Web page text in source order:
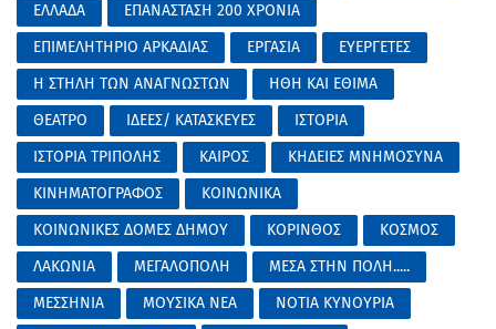
ΕΛΛΑΔΑ
ΕΠΑΝΑΣΤΑΣΗ 200 ΧΡΟΝΙΑ
ΕΠΙΜΕΛΗΤΗΡΙΟ ΑΡΚΑΔΙΑΣ
ΕΡΓΑΣΙΑ
ΕΥΕΡΓΕΤΕΣ
Η ΣΤΗΛΗ ΤΩΝ ΑΝΑΓΝΩΣΤΩΝ
ΗΘΗ ΚΑΙ ΕΘΙΜΑ
ΘΕΑΤΡΟ
ΙΔΕΕΣ/ ΚΑΤΑΣΚΕΥΕΣ
ΙΣΤΟΡΙΑ
ΙΣΤΟΡΙΑ ΤΡΙΠΟΛΗΣ
ΚΑΙΡΟΣ
ΚΗΔΕΙΕΣ ΜΝΗΜΟΣΥΝΑ
ΚΙΝΗΜΑΤΟΓΡΑΦΟΣ
ΚΟΙΝΩΝΙΚΑ
ΚΟΙΝΩΝΙΚΕΣ ΔΟΜΕΣ ΔΗΜΟΥ
ΚΟΡΙΝΘΟΣ
ΚΟΣΜΟΣ
ΛΑΚΩΝΙΑ
ΜΕΓΑΛΟΠΟΛΗ
ΜΕΣΑ ΣΤΗΝ ΠΟΛΗ.....
ΜΕΣΣΗΝΙΑ
ΜΟΥΣΙΚΑ ΝΕΑ
ΝΟΤΙΑ ΚΥΝΟΥΡΙΑ